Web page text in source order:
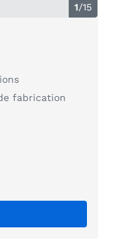
1/15
fabrication